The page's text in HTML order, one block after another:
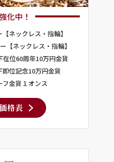
化中！
ネックレス・指輪】
【ネックレス・指輪】
位60周年10万円金貨
位記念10万円金貨
フ金貨１オンス
格表